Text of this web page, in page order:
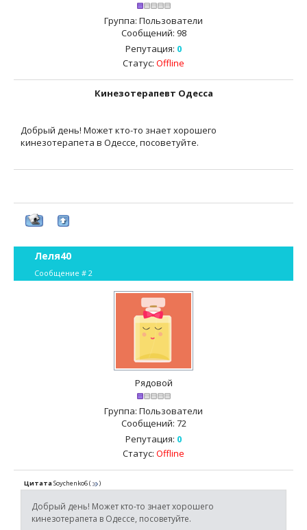
Группа: Пользователи
Сообщений: 98
Репутация: 0
Статус: Offline
Кинезотерапевт Одесса
Добрый день! Может кто-то знает хорошего
кинезотерапета в Одессе, посоветуйте.
Леля40
Сообщение # 2
Рядовой
Группа: Пользователи
Сообщений: 72
Репутация: 0
Статус: Offline
ЦитатаSoychenko6( )
Добрый день! Может кто-то знает хорошего
кинезотерапета в Одессе, посоветуйте.